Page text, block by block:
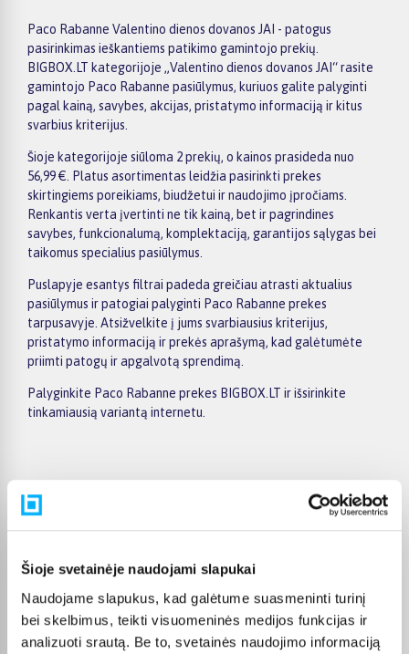
Šioje svetainėje naudojami slapukai
Naudojame slapukus, kad galėtume suasmeninti turinį
bei skelbimus, teikti visuomeninės medijos funkcijas ir
analizuoti srautą. Be to, svetainės naudojimo informaciją
Paco Rabanne Valentino dienos dovanos JAI - patogus
pasirinkimas ieškantiems patikimo gamintojo prekių.
BIGBOX.LT kategorijoje „Valentino dienos dovanos JAI“ rasite
gamintojo Paco Rabanne pasiūlymus, kuriuos galite palyginti
pagal kainą, savybes, akcijas, pristatymo informaciją ir kitus
svarbius kriterijus.
Šioje kategorijoje siūloma 2 prekių, o kainos prasideda nuo
56,99 €. Platus asortimentas leidžia pasirinkti prekes
skirtingiems poreikiams, biudžetui ir naudojimo įpročiams.
Renkantis verta įvertinti ne tik kainą, bet ir pagrindines
savybes, funkcionalumą, komplektaciją, garantijos sąlygas bei
taikomus specialius pasiūlymus.
Puslapyje esantys filtrai padeda greičiau atrasti aktualius
pasiūlymus ir patogiai palyginti Paco Rabanne prekes
tarpusavyje. Atsižvelkite į jums svarbiausius kriterijus,
pristatymo informaciją ir prekės aprašymą, kad galėtumėte
priimti patogų ir apgalvotą sprendimą.
Palyginkite Paco Rabanne prekes BIGBOX.LT ir išsirinkite
tinkamiausią variantą internetu.
Pirkėjų atsiliepimai apie prekes
Vahur T.
Pigus pasiūlymas